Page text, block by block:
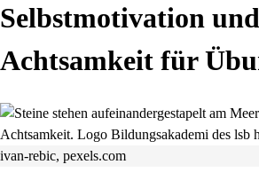
Selbstmotivation und
Achtsamkeit für
ivan-rebic, pexels.com